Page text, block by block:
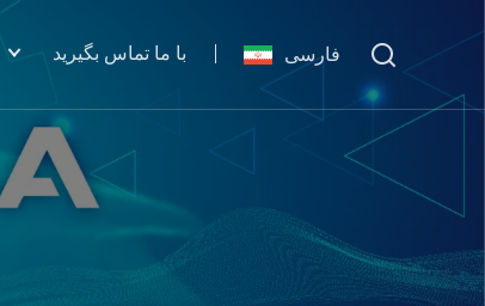
فارسی با ما تماس بگیرید